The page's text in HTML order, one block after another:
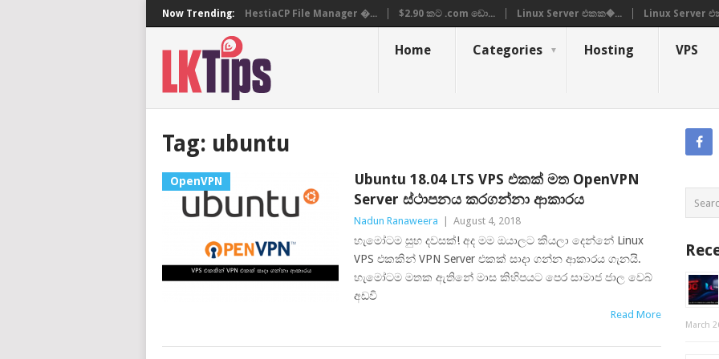
Now Trending: HestiaCP File Manager �... $2.90 කට .com ඩො... Linux Server එකක�... Linux Server
Home Categories Hosting VPS
Tag: ubuntu
OpenVPN
Ubuntu 18.04 LTS VPS එකක් මත OpenVPN
Server ස්ථාපනය කරගන්නා ආකාරය
Nadun Ranaweera August 4, 2018
හැමෝටම සුභ දවසක්! අද මම ඔයාලට කියලා දෙන්නේ Linux
VPS එකකින් VPN Server එකක් සාදා ගන්න ආකාරය ගැනයි.
හැමෝටම මතක ඇතිනේ මාස කිහිපයට පෙර සාමාජ ජාල වෙබ්
අඩවි
Read More
March